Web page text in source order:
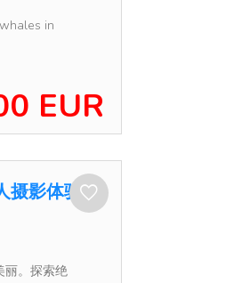
in
EUR
摄影体验标
丽。探索绝